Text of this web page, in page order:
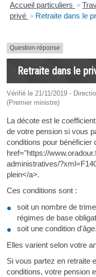
Accueil particuliers >
privé > Retraite dans le
Question-réponse
Retraite dans le
Vérifié le 21/11/2019 -
(Premier ministre)
La décote est le
de votre pension si vous
conditions pour bénéficier
href="https://
administratives/
plein</a>.
Ces conditions sont :
soit un nombre de
régimes de base
soit une condition d'âge.
Elles varient selon votre
Si vous partez en retraite
conditions, votre pension